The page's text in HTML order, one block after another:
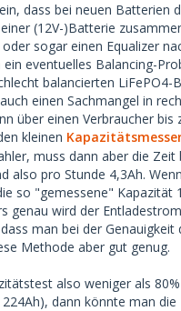
und dann probieren,
dass bei neuen
(12V-)Batterie
sogar einen Equalizer
eventuelles Balancing-
balancierten
einen Sachmangel in
über einen Verbraucher
kleinen
muss dann aber die
also pro Stunde 4,3Ah.
so "gemessene"
genau wird der
man bei der
Methode aber gut genug.
also weniger als
dann könnte man